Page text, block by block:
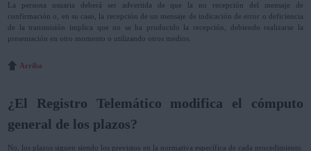
La persona usuaria deberá ser advertida de que la no recepción del mensaje de
confirmación o, en su caso, la recepción de un mensaje de indicación de error o deficiencia
de la transmisión implica que no se ha producido la recepción, debiendo realizarse la
presentación en otro momento o utilizando otros medios.
Arriba
¿El Registro Telemático modifica el cómputo
general de los plazos?
No, los plazos siguen siendo los previstos en la normativa específica de cada procedimiento.